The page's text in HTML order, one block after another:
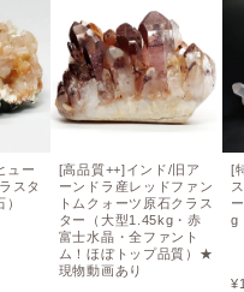
ュー
スタ
[高品質++]インド/旧ア
ーンドラ産レッドファン
トムクォーツ原石クラス
ター（大型1.45kg・赤
富士水晶・全ファント
ム！ほぼトップ品質）★
現物動画あり
[
g
¥